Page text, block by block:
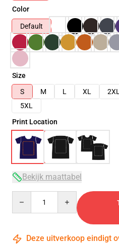
Color
Default
Size
S
M L XL
5XL
Print Location
Bekijk maattabel
Deze uitverkoop eindigt